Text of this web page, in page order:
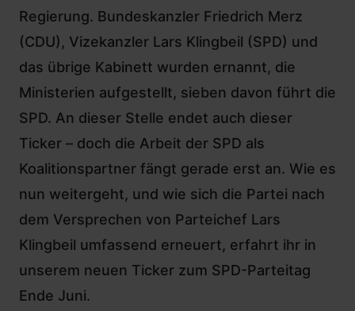
Regierung. Bundeskanzler Friedrich Merz
(CDU), Vizekanzler Lars Klingbeil (SPD) und
das übrige Kabinett wurden ernannt, die
Ministerien aufgestellt, sieben davon führt die
SPD. An dieser Stelle endet auch dieser
Ticker – doch die Arbeit der SPD als
Koalitionspartner fängt gerade erst an. Wie es
nun weitergeht, und wie sich die Partei nach
dem Versprechen von Parteichef Lars
Klingbeil umfassend erneuert, erfahrt ihr in
unserem neuen Ticker zum SPD-Parteitag
Ende Juni.